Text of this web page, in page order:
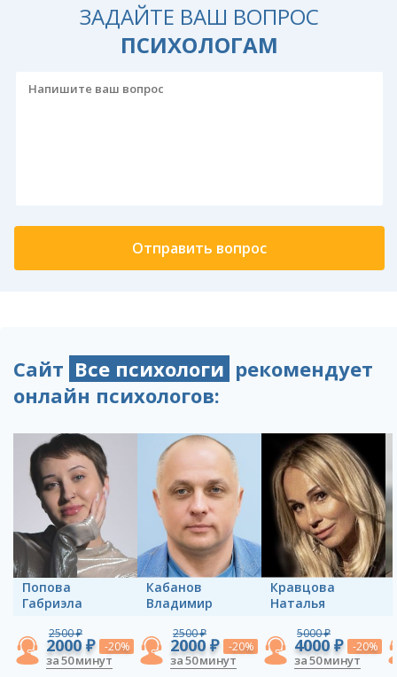
ЗАДАЙТЕ ВАШ ВОПРОС
ПСИХОЛОГАМ
Сайт Все психологи рекомендует
онлайн психологов:
Попова
Габриэла
2500 ₽
2000 ₽ -20%
за 50 минут
Кабанов
Владимир
2500 ₽
2000 ₽ -20%
за 50 минут
Кравцова
Наталья
5000 ₽
4000 ₽ -20%
за 50 минут